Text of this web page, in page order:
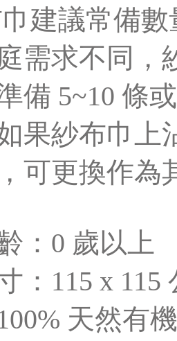
建議常備數
需求不同，
備 5~10 條
果紗布巾上
可更換作為
：0 歲以上
：115 x 115
天然有